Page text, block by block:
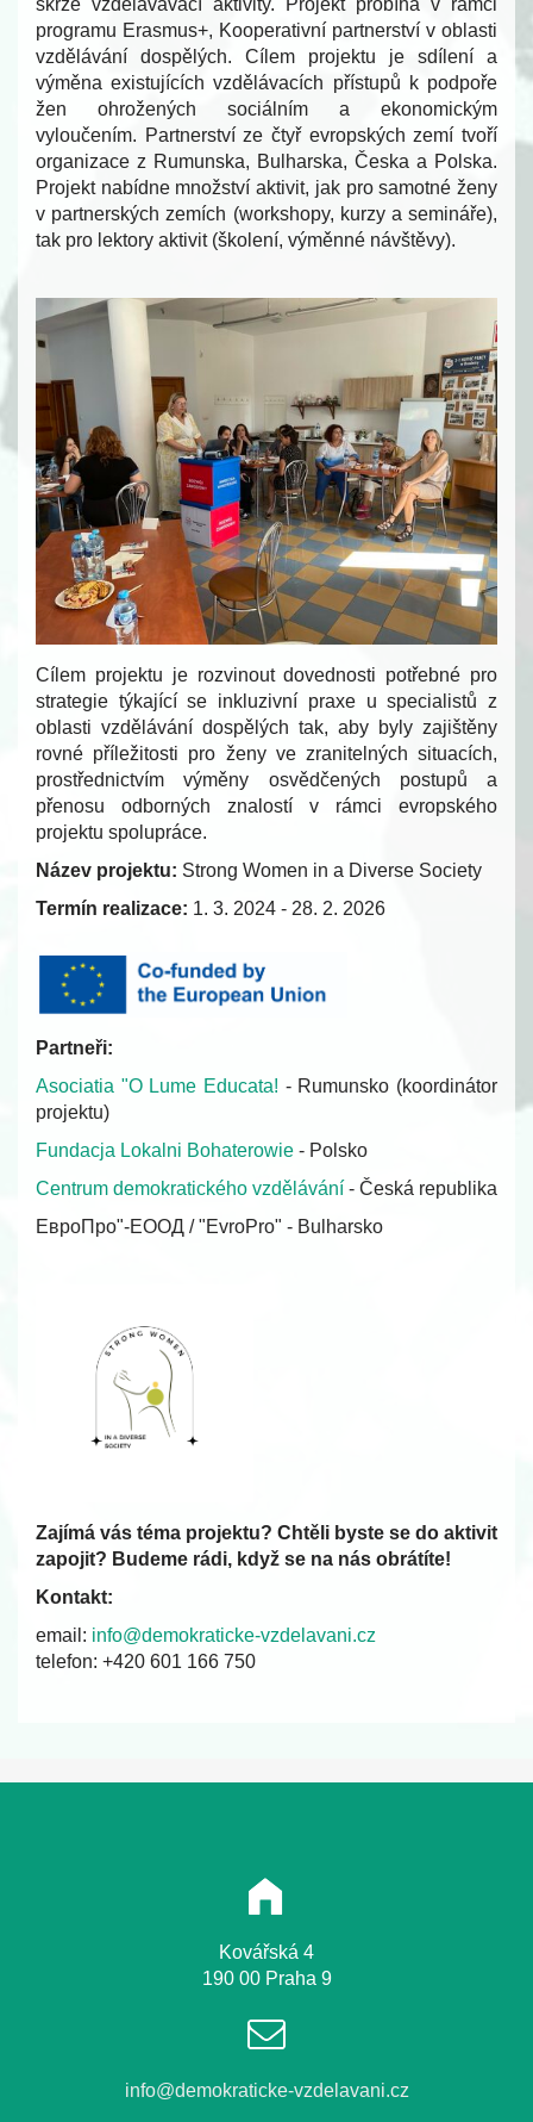
skrze vzdělávávací aktivity. Projekt probíhá v rámci
programu Erasmus+, Kooperativní partnerství v oblasti
vzdělávání dospělých. Cílem projektu je sdílení a
výměna existujících vzdělávacích přístupů k podpoře
žen ohrožených sociálním a ekonomickým
vyloučením. Partnerství ze čtyř evropských zemí tvoří
organizace z Rumunska, Bulharska, Česka a Polska.
Projekt nabídne množství aktivit, jak pro samotné ženy
v partnerských zemích (workshopy, kurzy a semináře),
tak pro lektory aktivit (školení, výměnné návštěvy).
Cílem projektu je rozvinout dovednosti potřebné pro
strategie týkající se inkluzivní praxe u specialistů z
oblasti vzdělávání dospělých tak, aby byly zajištěny
rovné příležitosti pro ženy ve zranitelných situacích,
prostřednictvím výměny osvědčených postupů a
přenosu odborných znalostí v rámci evropského
projektu spolupráce.
Název projektu: Strong Women in a Diverse Society
Termín realizace: 1. 3. 2024 - 28. 2. 2026
Partneři:
Asociatia "O Lume Educata! - Rumunsko (koordinátor
projektu)
Fundacja Lokalni Bohaterowie - Polsko
Centrum demokratického vzdělávání - Česká republika
ЕвроПро"-ЕООД / "EvroPro" - Bulharsko
Zajímá vás téma projektu? Chtěli byste se do aktivit
zapojit? Budeme rádi, když se na nás obrátíte!
Kontakt:
email: info@demokraticke-vzdelavani.cz
telefon: +420 601 166 750
Kovářská 4
190 00 Praha 9
info@demokraticke-vzdelavani.cz